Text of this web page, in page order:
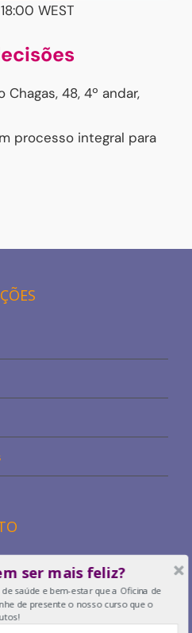
18:00 WEST
Chagas, 48, 4º andar,
processo integral para
ser mais feliz?
saúde e bem-estar que a Oficina de
de presente o nosso curso que o